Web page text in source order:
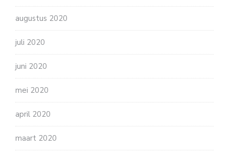
augustus 2020
juli 2020
juni 2020
mei 2020
april 2020
maart 2020